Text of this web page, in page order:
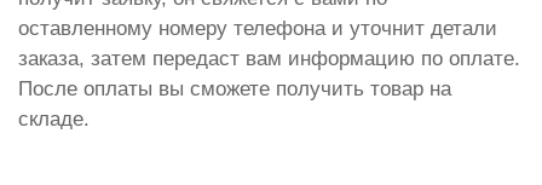
оставленному номеру телефона и уточнит детали
заказа, затем передаст вам информацию по оплате.
После оплаты вы сможете получить товар на
складе.